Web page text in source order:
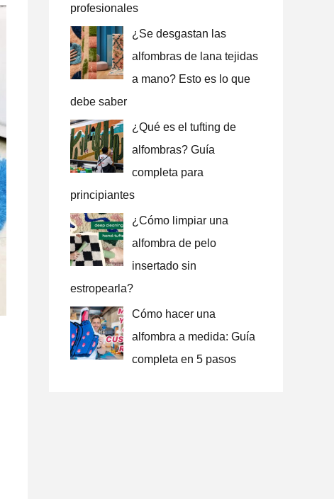
profesionales
¿Se desgastan las
alfombras de lana tejidas
a mano? Esto es lo que
debe saber
¿Qué es el tufting de
alfombras? Guía
completa para
principiantes
¿Cómo limpiar una
alfombra de pelo
insertado sin
estropearla?
Cómo hacer una
alfombra a medida: Guía
completa en 5 pasos